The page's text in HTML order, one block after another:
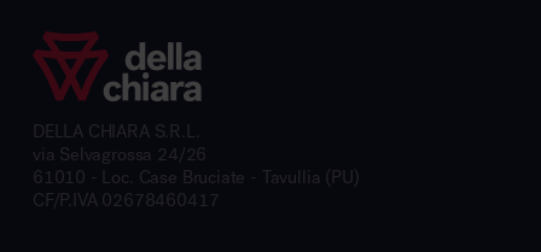
DELLA CHIARA S.R.L.
via Selvagrossa 24/26
61010 - Loc. Case Bruciate - Tavullia (PU)
CF/P.IVA 02678460417